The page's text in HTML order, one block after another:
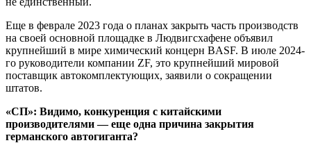
Еще в феврале 2023 года о планах закрыть часть производств
на своей основной площадке в Людвигсхафене объявил
крупнейший в мире химический концерн BASF. В июле 2024-
го руководители компании ZF, это крупнейший мировой
поставщик автокомплектующих, заявили о сокращении
штатов.
«СП»: Видимо, конкуренция с китайскими
производителями — еще одна причина закрытия
германского автогиганта?